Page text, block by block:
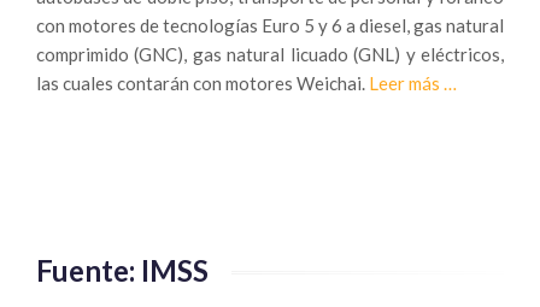
con motores de tecnologías Euro 5 y 6 a diesel, gas natural
comprimido (GNC), gas natural licuado (GNL) y eléctricos,
las cuales contarán con motores Weichai. Leer más …
Fuente: IMSS